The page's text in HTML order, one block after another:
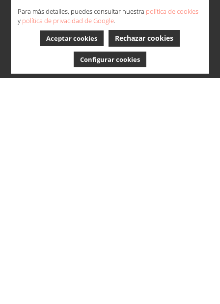
Para más detalles, puedes consultar nuestra política de cookies
y política de privacidad de Google.
Aceptar cookies
Rechazar cookies
Configurar cookies